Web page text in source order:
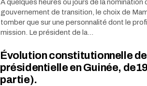
A quelques heures ou jours de la nomination
gouvernement de transition, le choix de
tomber que sur une personnalité dont le
mission. Le président de la…
Évolution constitutionnelle
présidentielle en Guinée,
partie).